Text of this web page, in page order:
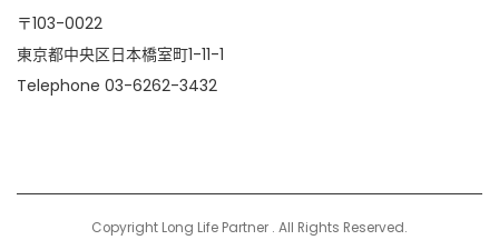
〒103-0022
東京都中央区日本橋室町1-11-1
Telephone 03-6262-3432
Copyright Long Life Partner . All Rights Reserved.